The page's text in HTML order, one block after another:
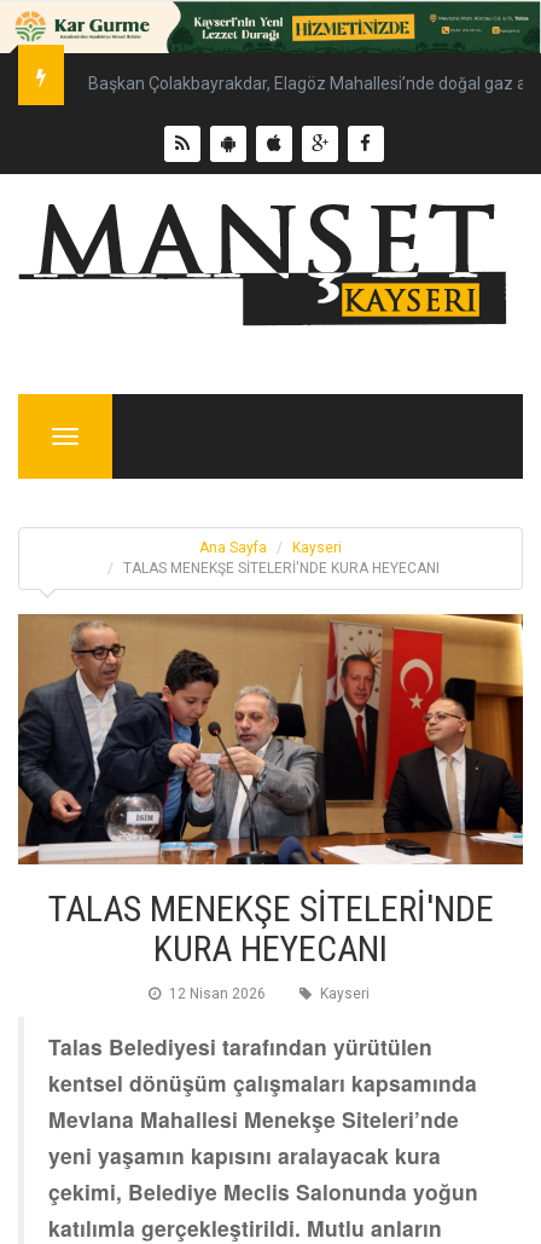
Başkan Çolakbayrakdar, Elagöz Mahallesi’nde doğal gaz
Menu
Ana Sayfa
Kayseri
TALAS MENEKŞE SİTELERİ'NDE KURA HEYECANI
TALAS MENEKŞE SİTELERİ'NDE
KURA HEYECANI
12 Nisan 2026 Kayseri
Talas Belediyesi tarafından yürütülen
kentsel dönüşüm çalışmaları kapsamında
Mevlana Mahallesi Menekşe Siteleri’nde
yeni yaşamın kapısını aralayacak kura
çekimi, Belediye Meclis Salonunda yoğun
katılımla gerçekleştirildi. Mutlu anların